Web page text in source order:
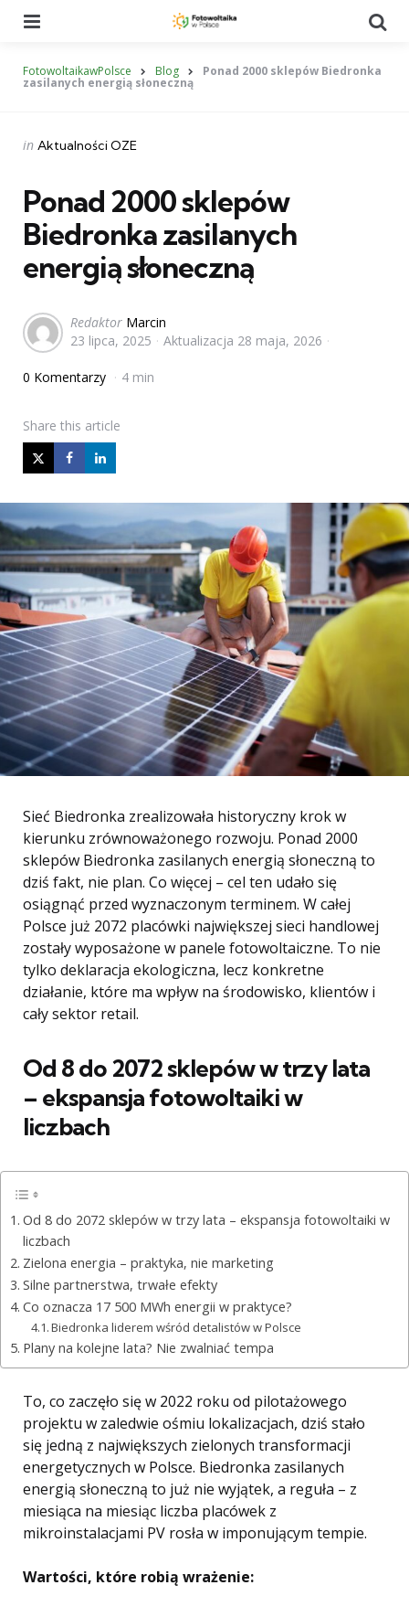
FotowoltaikawPolsce Blog Ponad 2000 sklepów Biedronka
zasilanych energią słoneczną
Categories
Posted
in Aktualności OZE
Ponad 2000 sklepów
Biedronka zasilanych
energią słoneczną
Posted
by
Redaktor Marcin
23 lipca, 2025
Aktualizacja 28 maja, 2026
0 Komentarzy 4 min
Share this article
Sieć Biedronka zrealizowała historyczny krok w
kierunku zrównoważonego rozwoju. Ponad 2000
sklepów Biedronka zasilanych energią słoneczną to
dziś fakt, nie plan. Co więcej – cel ten udało się
osiągnąć przed wyznaczonym terminem. W całej
Polsce już 2072 placówki największej sieci handlowej
zostały wyposażone w panele fotowoltaiczne. To nie
tylko deklaracja ekologiczna, lecz konkretne
działanie, które ma wpływ na środowisko, klientów i
cały sektor retail.
Od 8 do 2072 sklepów w trzy lata
– ekspansja fotowoltaiki w
liczbach
Od 8 do 2072 sklepów w trzy lata – ekspansja fotowoltaiki w
liczbach
Zielona energia – praktyka, nie marketing
Silne partnerstwa, trwałe efekty
Co oznacza 17 500 MWh energii w praktyce?
Biedronka liderem wśród detalistów w Polsce
Plany na kolejne lata? Nie zwalniać tempa
To, co zaczęło się w 2022 roku od pilotażowego
projektu w zaledwie ośmiu lokalizacjach, dziś stało
się jedną z największych zielonych transformacji
energetycznych w Polsce. Biedronka zasilanych
energią słoneczną to już nie wyjątek, a reguła – z
miesiąca na miesiąc liczba placówek z
mikroinstalacjami PV rosła w imponującym tempie.
Wartości, które robią wrażenie: